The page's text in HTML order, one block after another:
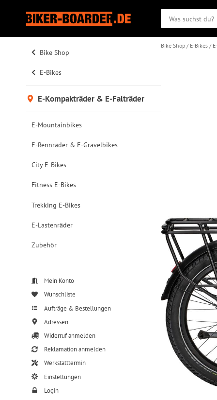
Bike Shop
E-Bikes
E-Kompakträder & E-Falträder
E-Mountainbikes
E-Rennräder & E-Gravelbikes
City E-Bikes
Fitness E-Bikes
Trekking E-Bikes
E-Lastenräder
Zubehör
Mein Konto
Wunschliste
Aufträge & Bestellungen
Adressen
Widerruf anmelden
Reklamation anmelden
Werkstatttermin
Einstellungen
Login
Bike Shop E-Bikes